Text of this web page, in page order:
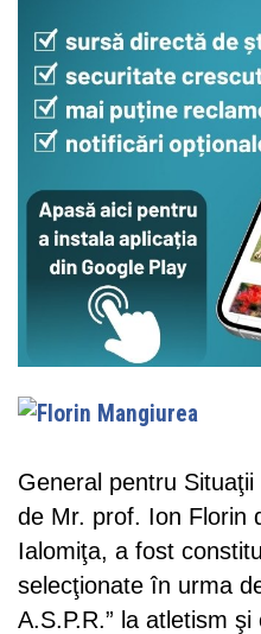
General pentru
de Mr. prof. Ion Florin
Ialomiţa, a fost
selecţionate în urma
A.S.P.R.” la atletism